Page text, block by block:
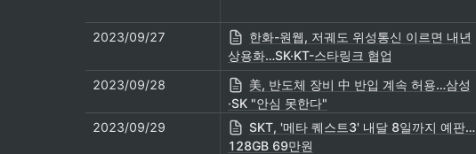
2023/09/27
한화-원웹, 저궤도 위성통신 이르면 내년
상용화…SK·KT-스타링크 협업
2023/09/28
美, 반도체 장비 中 반입 계속 허용…삼성
·SK "안심 못한다"
2023/09/29
SKT, '메타 퀘스트3' 내달 8일까지 예판…
128GB 69만원